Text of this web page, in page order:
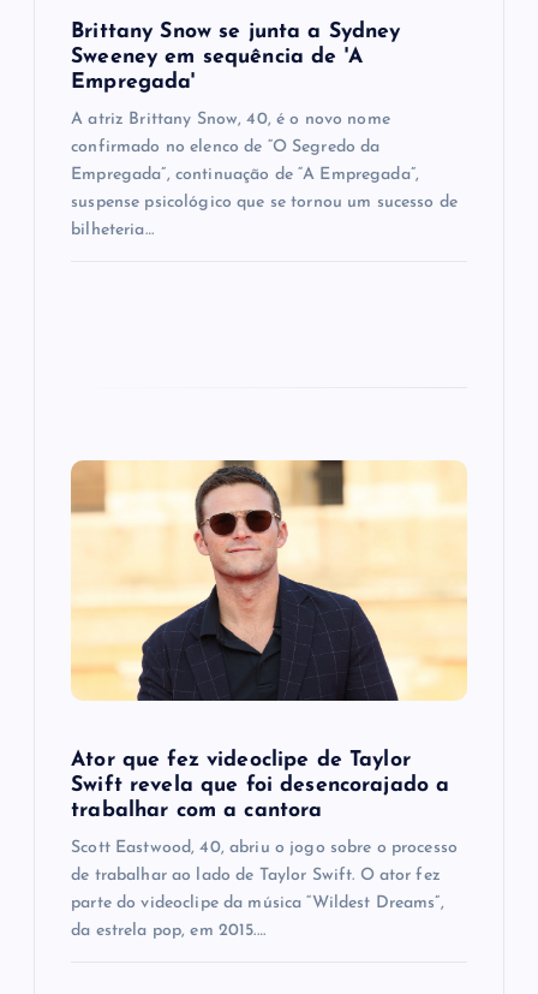
Brittany Snow se junta a Sydney
Sweeney em sequência de ​'A
Empregada​'
A atriz Brittany Snow, 40, é o novo nome
confirmado no elenco de “O Segredo da
Empregada”, continuação de “A Empregada”,
suspense psicológico que se tornou um sucesso de
bilheteria…
Ator que fez videoclipe de Taylor
Swift revela que foi desencorajado a
trabalhar com a cantora
Scott Eastwood, 40, abriu o jogo sobre o processo
de trabalhar ao lado de Taylor Swift. O ator fez
parte do videoclipe da música “Wildest Dreams”,
da estrela pop, em 2015.…